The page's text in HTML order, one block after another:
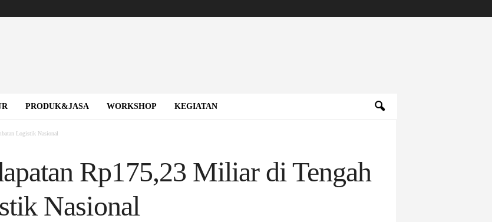
PRODUK&JASA WORKSHOP KEGIATAN
Logistik Nasional
Rp175,23 Miliar di Tengah
Nasional